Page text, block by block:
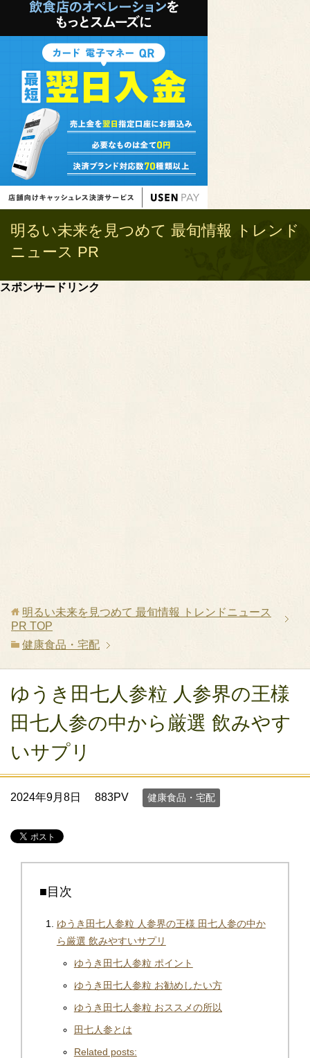
明るい未来を見つめて 最旬情報 トレンド
ニュース PR
スポンサードリンク
明るい未来を見つめて 最旬情報 トレンドニュース
PR TOP
健康食品・宅配
ゆうき田七人参粒 人参界の王様
田七人参の中から厳選 飲みやす
いサプリ
2024年9月8日 883PV 健康食品・宅配
■目次
ゆうき田七人参粒 人参界の王様 田七人参の中か
ら厳選 飲みやすいサプリ
ゆうき田七人参粒 ポイント
ゆうき田七人参粒 お勧めしたい方
ゆうき田七人参粒 おススメの所以
田七人参とは
Related posts: